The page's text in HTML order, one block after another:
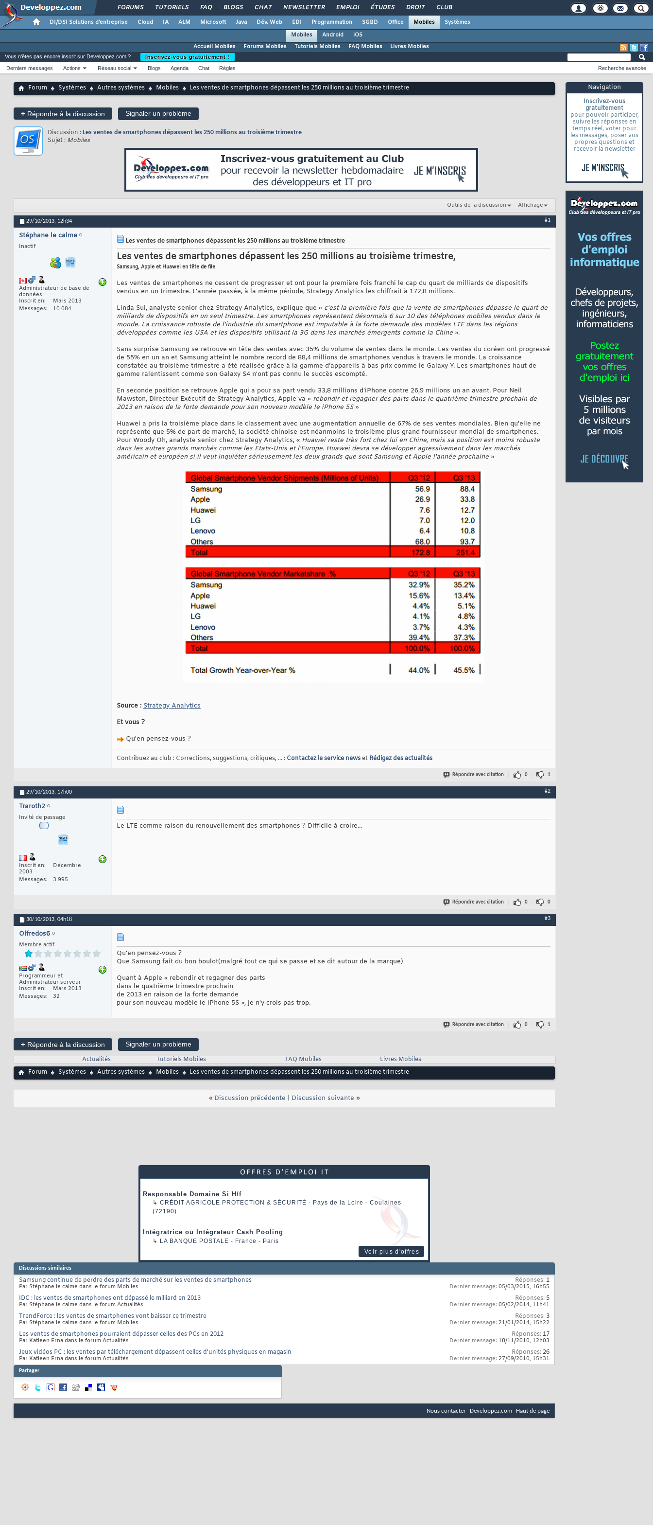
FORUMS TUTORIELS FAQ BLOGS CHAT NEWSLETTER EMPLOI ÉTUDES DROIT CLUB
DI/DSI Solutions d'entreprise Cloud IA ALM Microsoft Java Dév. Web EDI Programmation SGBD Office Mobiles
Systèmes
Mobiles
Android
iOS
Accueil Mobiles
Forums Mobiles Tutoriels Mobiles FAQ Mobiles Livres Mobiles
Navigation
Inscrivez-vous
gratuitement
pour pouvoir participer,
suivre les réponses en
temps réel, voter pour
les messages, poser vos
propres questions et
recevoir la newsletter
Vous n'êtes pas encore inscrit sur Developpez.com ?
Inscrivez-vous gratuitement !
Derniers messages
Actions Réseau social Blogs Agenda Chat Règles Recherche avancée
Forum Systèmes Autres systèmes Mobiles Les ventes de smartphones dépassent les 250 millions au troisième trimestre
+ Répondre à la discussion Signaler un problème
Discussion : Les ventes de smartphones dépassent les 250 millions au troisième trimestre
Sujet : Mobiles
Outils de la discussion Affichage
29/10/2013, 12h34 #1
Stéphane le calme
Inactif
Administrateur de base de
données
Inscrit en
Mars 2013
Messages
10 084
Les ventes de smartphones dépassent les 250 millions au troisième trimestre
Les ventes de smartphones dépassent les 250 millions au troisième trimestre,
Samsung, Apple et Huawei en tête de file
Les ventes de smartphones ne cessent de progresser et ont pour la première fois franchi le cap du quart de milliards de dispositifs
vendus en un trimestre. L'année passée, à la même période, Strategy Analytics les chiffrait à 172,8 millions.
Linda Sui, analyste senior chez Strategy Analytics, explique que « c'est la première fois que la vente de smartphones dépasse le quart de
milliards de dispositifs en un seul trimestre. Les smartphones représentent désormais 6 sur 10 des téléphones mobiles vendus dans le
monde. La croissance robuste de l'industrie du smartphone est imputable à la forte demande des modèles LTE dans les régions
développées comme les USA et les dispositifs utilisant la 3G dans les marchés émergents comme la Chine ».
Sans surprise Samsung se retrouve en tête des ventes avec 35% du volume de ventes dans le monde. Les ventes du coréen ont progressé
de 55% en un an et Samsung atteint le nombre record de 88,4 millions de smartphones vendus à travers le monde. La croissance
constatée au troisième trimestre a été réalisée grâce à la gamme d’appareils à bas prix comme le Galaxy Y. Les smartphones haut de
gamme ralentissent comme son Galaxy S4 n'ont pas connu le succès escompté.
En seconde position se retrouve Apple qui a pour sa part vendu 33,8 millions d'iPhone contre 26,9 millions un an avant. Pour Neil
Mawston, Directeur Exécutif de Strategy Analytics, Apple va « rebondir et regagner des parts dans le quatrième trimestre prochain de
2013 en raison de la forte demande pour son nouveau modèle le iPhone 5S »
Huawei a pris la troisième place dans le classement avec une augmentation annuelle de 67% de ses ventes mondiales. Bien qu'elle ne
représente que 5% de part de marché, la société chinoise est néanmoins le troisième plus grand fournisseur mondial de smartphones.
Pour Woody Oh, analyste senior chez Strategy Analytics, « Huawei reste très fort chez lui en Chine, mais sa position est moins robuste
dans les autres grands marchés comme les Etats-Unis et l'Europe. Huawei devra se développer agressivement dans les marchés
américain et européen si il veut inquiéter sérieusement les deux grands que sont Samsung et Apple l'année prochaine »
Source : Strategy Analytics
Et vous ?
Qu'en pensez-vous ?
Contribuez au club : Corrections, suggestions, critiques, ... : Contactez le service newset Rédigez des actualités
Répondre avec citation 0 1
29/10/2013, 17h00 #2
Traroth2
Invité de passage
Inscrit en
Décembre
2003
Messages
3 995
Le LTE comme raison du renouvellement des smartphones ? Difficile à croire...
Répondre avec citation 0 0
30/10/2013, 04h18 #3
Olfredos6
Membre actif
Programmeur et
Administrateur serveur
Inscrit en
Mars 2013
Messages
32
Qu'en pensez-vous ?
Que Samsung fait du bon boulot(malgré tout ce qui se passe et se dit autour de la marque)
Quant à Apple « rebondir et regagner des parts
dans le quatrième trimestre prochain
de 2013 en raison de la forte demande
pour son nouveau modèle le iPhone 5S », je n'y crois pas trop.
Répondre avec citation 0 1
+ Répondre à la discussion
Signaler un problème
Actualités
Tutoriels Mobiles FAQ Mobiles
Livres Mobiles
Forum
Systèmes Autres systèmes Mobiles Les ventes de smartphones dépassent les 250 millions au troisième trimestre
« Discussion précédente Discussion suivante »
Responsable Domaine Si H/f
↳ CRÉDIT AGRICOLE PROTECTION & SÉCURITÉ - Pays de la Loire - Coulaines
(72190)
Intégratrice ou Intégrateur Cash Pooling
↳ LA BANQUE POSTALE - France - Paris
Voir plus d'offres
Discussions similaires
Samsung continue de perdre des parts de marché sur les ventes de smartphones
Par Stéphane le calme dans le forum Mobiles
Réponses: 1
Dernier message: 05/03/2015, 16h55
IDC : les ventes de smartphones ont dépassé le milliard en 2013
Par Stéphane le calme dans le forum Actualités
Réponses: 5
Dernier message: 05/02/2014, 11h41
TrendForce : les ventes de smartphones vont baisser ce trimestre
Par Stéphane le calme dans le forum Mobiles
Réponses: 3
Dernier message: 21/01/2014, 15h22
Les ventes de smartphones pourraient dépasser celles des PCs en 2012
Par Katleen Erna dans le forum Actualités
Réponses: 17
Dernier message: 18/11/2010, 12h03
Jeux vidéos PC : les ventes par téléchargement dépassent celles d'unités physiques en magasin
Par Katleen Erna dans le forum Actualités
Réponses: 26
Dernier message: 27/09/2010, 15h31
Partager
Nous contacter Developpez.com Haut de page